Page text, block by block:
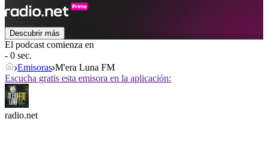
Descubrir más
El podcast comienza en
- 0 sec.
Emisoras M'era Luna FM
Escucha gratis esta emisora en la aplicación:
radio.net